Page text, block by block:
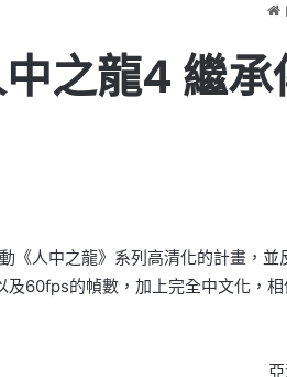
中之龍4 繼
《人中之龍》系列高清化的計畫，
60fps的幀數，加上完全中文化，